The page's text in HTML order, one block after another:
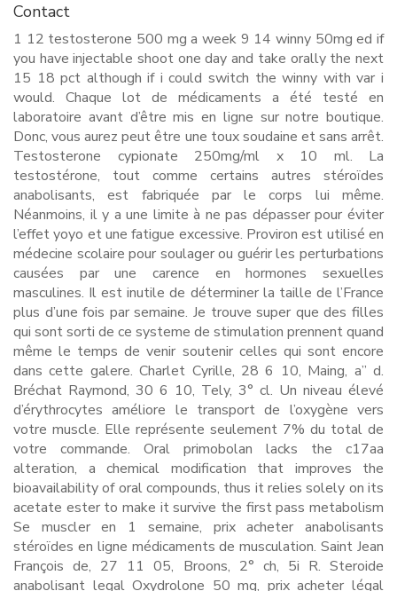
Contact
1 12 testosterone 500 mg a week 9 14 winny 50mg ed if
you have injectable shoot one day and take orally the next
15 18 pct although if i could switch the winny with var i
would. Chaque lot de médicaments a été testé en
laboratoire avant d’être mis en ligne sur notre boutique.
Donc, vous aurez peut être une toux soudaine et sans arrêt.
Testosterone cypionate 250mg/ml x 10 ml. La
testostérone, tout comme certains autres stéroïdes
anabolisants, est fabriquée par le corps lui même.
Néanmoins, il y a une limite à ne pas dépasser pour éviter
l’effet yoyo et une fatigue excessive. Proviron est utilisé en
médecine scolaire pour soulager ou guérir les perturbations
causées par une carence en hormones sexuelles
masculines. Il est inutile de déterminer la taille de l’France
plus d’une fois par semaine. Je trouve super que des filles
qui sont sorti de ce systeme de stimulation prennent quand
même le temps de venir soutenir celles qui sont encore
dans cette galere. Charlet Cyrille, 28 6 10, Maing, a” d.
Bréchat Raymond, 30 6 10, Tely, 3° cl. Un niveau élevé
d’érythrocytes améliore le transport de l’oxygène vers
votre muscle. Elle représente seulement 7% du total de
votre commande. Oral primobolan lacks the c17aa
alteration, a chemical modification that improves the
bioavailability of oral compounds, thus it relies solely on its
acetate ester to make it survive the first pass metabolism
Se muscler en 1 semaine, prix acheter anabolisants
stéroïdes en ligne médicaments de musculation. Saint Jean
François de, 27 11 05, Broons, 2° ch, 5i R. Steroide
anabolisant legal Oxydrolone 50 mg, prix acheter légal